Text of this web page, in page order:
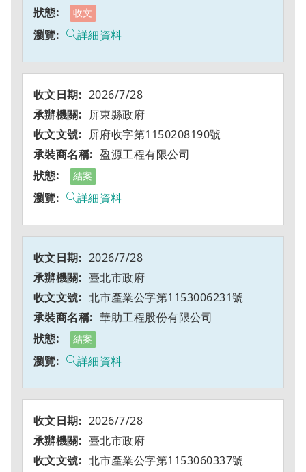
收文
詳細資料
2026/7/28
屏東縣政府
屏府收字第1150208190號
盈源工程有限公司
結案
詳細資料
2026/7/28
臺北市政府
北市產業公字第1153006231號
華助工程股份有限公司
結案
詳細資料
2026/7/28
臺北市政府
北市產業公字第1153060337號